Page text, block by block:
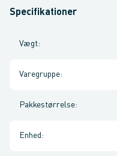
Specifikationer
Vægt:
Varegruppe:
Pakkestørrelse:
Enhed :